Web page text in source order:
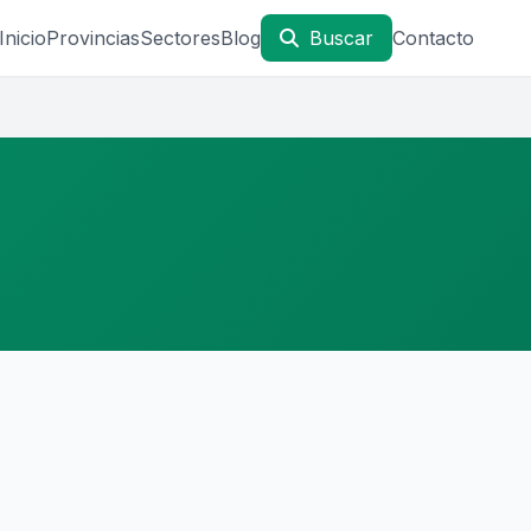
InicioProvinciasSectoresBlog Buscar Contacto